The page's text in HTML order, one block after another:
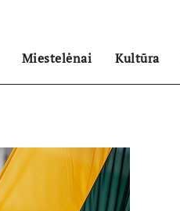
Miestelėnai Kultūra